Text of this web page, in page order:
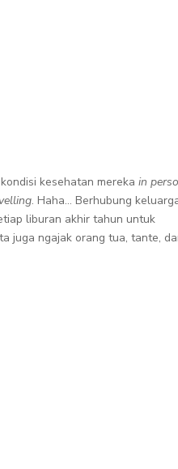
kesehatan merekain
. Haha… Berhubung
liburan akhir tahun untuk
juga ngajak orang tua, tante,